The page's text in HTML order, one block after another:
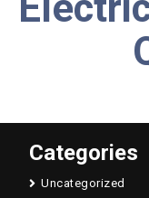
Categories
Uncategorized